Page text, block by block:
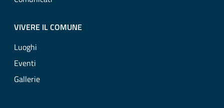
VIVERE IL COMUNE
Luoghi
Eventi
Gallerie